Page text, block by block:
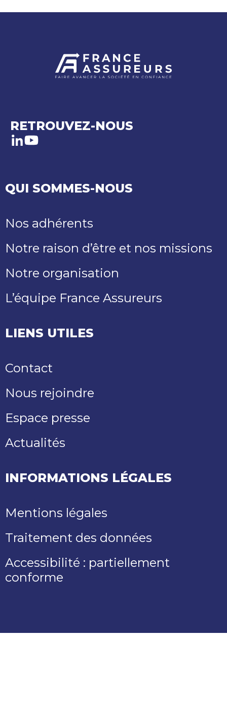
RETROUVEZ-NOUS
LinkedIn
Youtube
QUI SOMMES-NOUS
Nos adhérents
Notre raison d’être et nos missions
Notre organisation
L’équipe France Assureurs
LIENS UTILES
Contact
Nous rejoindre
Espace presse
Actualités
INFORMATIONS LÉGALES
Mentions légales
Traitement des données
Accessibilité : partiellement
conforme